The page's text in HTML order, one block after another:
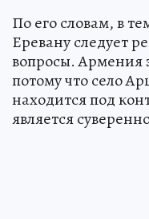
По его словам, в
Еревану следует
вопросы. Армения
потому что село
находится под
является